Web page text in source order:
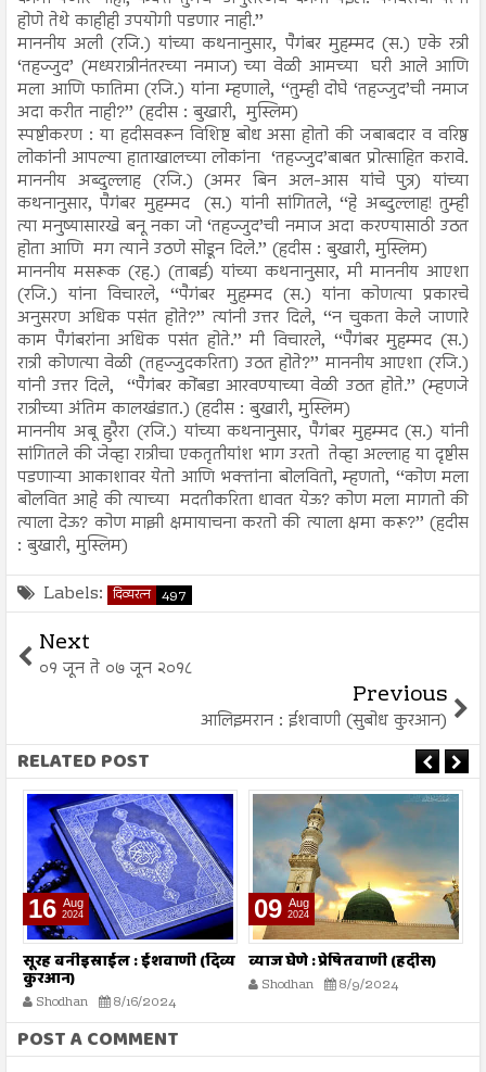
होणे तेथे काहीही उपयोगी पडणार नाही.’’
माननीय अली (रजि.) यांच्या कथनानुसार, पैगंबर मुहम्मद (स.) एके रत्री
‘तहज्जुद’ (मध्यरात्रीनंतरच्या नमाज) च्या वेळी आमच्या घरी आले आणि
मला आणि फातिमा (रजि.) यांना म्हणाले, ‘‘तुम्ही दोघे ‘तहज्जुद’ची नमाज
अदा करीत नाही?’’ (हदीस : बुखारी, मुस्लिम)
स्पष्टीकरण : या हदीसवरून विशिष्ट बोध असा होतो की जबाबदार व वरिष्ठ
लोकांनी आपल्या हाताखालच्या लोकांना ‘तहज्जुद’बाबत प्रोत्साहित करावे.
माननीय अब्दुल्लाह (रजि.) (अमर बिन अल-आस यांचे पुत्र) यांच्या
कथनानुसार, पैगंबर मुहम्मद (स.) यांनी सांगितले, ‘‘हे अब्दुल्लाह! तुम्ही
त्या मनुष्यासारखे बनू नका जो ‘तहज्जुद’ची नमाज अदा करण्यासाठी उठत
होता आणि मग त्याने उठणे सोडून दिले.’’ (हदीस : बुखारी, मुस्लिम)
माननीय मसरूक (रह.) (ताबई) यांच्या कथनानुसार, मी माननीय आएशा
(रजि.) यांना विचारले, ‘‘पैगंबर मुहम्मद (स.) यांना कोणत्या प्रकारचे
अनुसरण अधिक पसंत होते?’’ त्यांनी उत्तर दिले, ‘‘न चुकता केले जाणारे
काम पैगंबरांना अधिक पसंत होते.’’ मी विचारले, ‘‘पैगंबर मुहम्मद (स.)
रात्री कोणत्या वेळी (तहज्जुदकरिता) उठत होते?’’ माननीय आएशा (रजि.)
यांनी उत्तर दिले, ‘‘पैगंबर कोंबडा आरवण्याच्या वेळी उठत होते.’’ (म्हणजे
रात्रीच्या अंतिम कालखंडात.) (हदीस : बुखारी, मुस्लिम)
माननीय अबू हुरैरा (रजि.) यांच्या कथनानुसार, पैगंबर मुहम्मद (स.) यांनी
सांगितले की जेव्हा रात्रीचा एकतृतीयांश भाग उरतो तेव्हा अल्लाह या दृष्टीस
पडणाऱ्या आकाशावर येतो आणि भक्तांना बोलवितो, म्हणतो, ‘‘कोण मला
बोलवित आहे की त्याच्या मदतीकरिता धावत येऊ? कोण मला मागतो की
त्याला देऊ? कोण माझी क्षमायाचना करतो की त्याला क्षमा करू?’’ (हदीस
: बुखारी, मुस्लिम)
Labels: दिव्यरत्न 497
Next
०१ जून ते ०७ जून २०१८
Previous
आलिइमरान : ईशवाणी (सुबोध कुरआन)
RELATED POST
16 Aug
2024
सूरह बनीइस्राईल : ईशवाणी (दिव्य
कुरआन)
Shodhan 8/16/2024
09 Aug
2024
व्याज घेणे : प्रेषितवाणी (हदीस)
Shodhan 8/9/2024
POST A COMMENT